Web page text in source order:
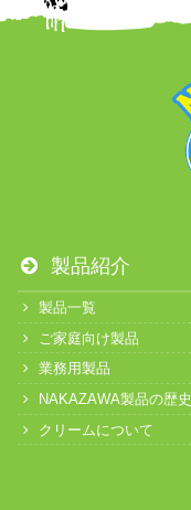
製品紹介
製品一覧
ご家庭向け製品
業務用製品
NAKAZAWA製品の歴史
クリームについて